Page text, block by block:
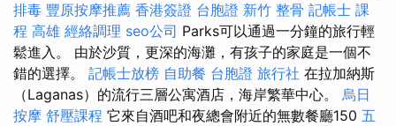
排毒 豐原按摩推薦 香港簽證 台胞證 新竹 整骨 記帳士 課
程 高雄 經絡調理 seo公司 Parks可以通過一分鐘的旅行輕
鬆進入。 由於沙質，更深的海灘，有孩子的家庭是一個不
錯的選擇。 記帳士放榜 自助餐 台胞證 旅行社 在拉加納斯
（Laganas）的流行三層公寓酒店，海岸繁華中心。 烏日
按摩 舒壓課程 它來自酒吧和夜總會附近的無數餐廳150 五